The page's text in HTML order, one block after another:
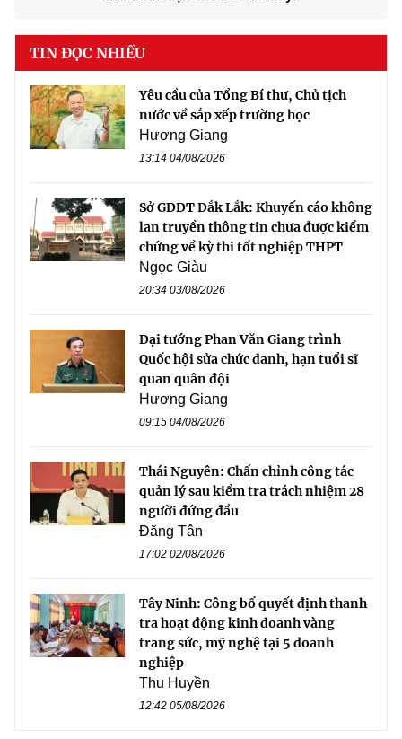
TIN ĐỌC NHIỀU
Yêu cầu của Tổng Bí thư, Chủ tịch
nước về sắp xếp trường học
Hương Giang
13:14 04/08/2026
Sở GDĐT Đắk Lắk: Khuyến cáo không
lan truyền thông tin chưa được kiểm
chứng về kỳ thi tốt nghiệp THPT
Ngọc Giàu
20:34 03/08/2026
Đại tướng Phan Văn Giang trình
Quốc hội sửa chức danh, hạn tuổi sĩ
quan quân đội
Hương Giang
09:15 04/08/2026
Thái Nguyên: Chấn chỉnh công tác
quản lý sau kiểm tra trách nhiệm 28
người đứng đầu
Đăng Tân
17:02 02/08/2026
Tây Ninh: Công bố quyết định thanh
tra hoạt động kinh doanh vàng
trang sức, mỹ nghệ tại 5 doanh
nghiệp
Thu Huyền
12:42 05/08/2026